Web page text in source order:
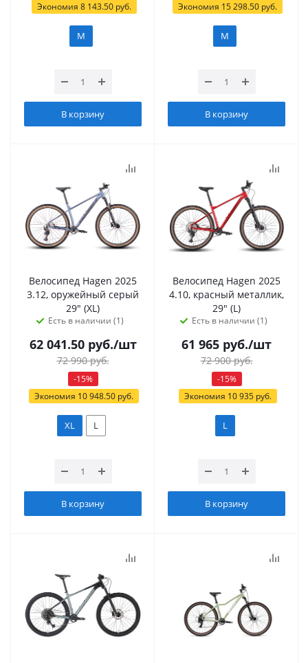
Экономия 8 143.50руб.
M
В корзину
Экономия 15 298.50 руб.
M
В корзину
Велосипед Hagen 2025
3.12, оружейный серый
29" (XL)
Есть в наличии (1)
62 041.50руб./шт
72 990руб.
-15%
Экономия 10 948.50 руб.
XL L
В корзину
Велосипед Hagen 2025
4.10, красный металлик,
29" (L)
Есть в наличии (1)
61 965 руб./шт
72 900руб.
-15%
Экономия 10 935руб.
L
В корзину